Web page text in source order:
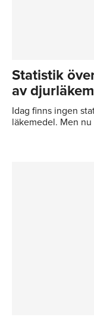
Statistik
av
Idag finns ingen
läkemedel. Men